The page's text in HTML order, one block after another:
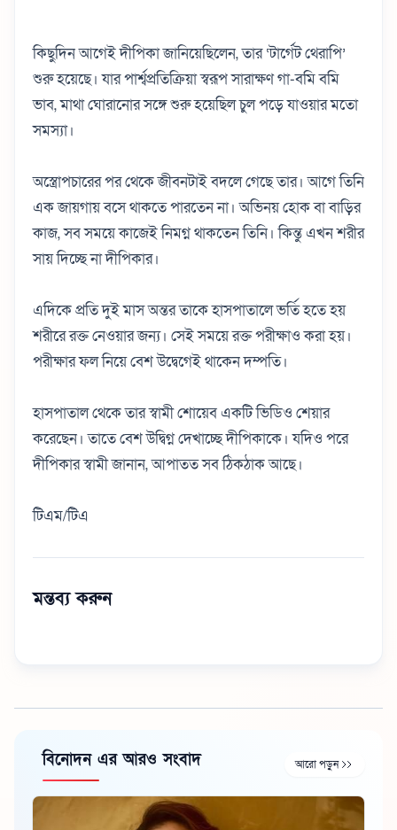
কিছুদিন আগেই দীপিকা জানিয়েছিলেন, তার ‘টার্গেট থেরাপি’
শুরু হয়েছে। যার পার্শ্বপ্রতিক্রিয়া স্বরূপ সারাক্ষণ গা-বমি বমি
ভাব, মাথা ঘোরানোর সঙ্গে শুরু হয়েছিল চুল পড়ে যাওয়ার মতো
সমস্যা।
অস্ত্রোপচারের পর থেকে জীবনটাই বদলে গেছে তার। আগে তিনি
এক জায়গায় বসে থাকতে পারতেন না। অভিনয় হোক বা বাড়ির
কাজ, সব সময়ে কাজেই নিমগ্ন থাকতেন তিনি। কিন্তু এখন শরীর
সায় দিচ্ছে না দীপিকার।
এদিকে প্রতি দুই মাস অন্তর তাকে হাসপাতালে ভর্তি হতে হয়
শরীরে রক্ত নেওয়ার জন্য। সেই সময়ে রক্ত পরীক্ষাও করা হয়।
পরীক্ষার ফল নিয়ে বেশ উদ্বেগেই থাকেন দম্পতি।
হাসপাতাল থেকে তার স্বামী শোয়েব একটি ভিডিও শেয়ার
করেছেন। তাতে বেশ উদ্বিগ্ন দেখাচ্ছে দীপিকাকে।যদিও পরে
দীপিকার স্বামী জানান, আপাতত সব ঠিকঠাক আছে।
টিএম/টিএ
মন্তব্য করুন
বিনোদন এর আরও সংবাদ আরো পড়ুন